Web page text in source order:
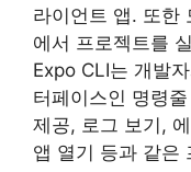
라이언트 앱. 또한
에서 프로젝트를
Expo CLI는 개발
터페이스인 명령
제공, 로그 보기,
앱 열기 등과 같은